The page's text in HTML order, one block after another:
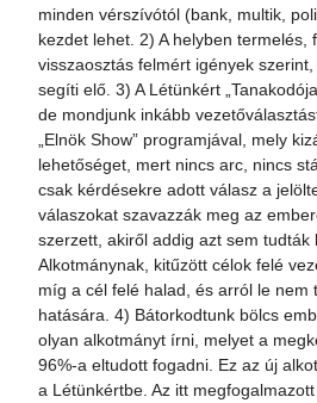
minden vérszívótól (bank, multik,
kezdet lehet. 2) A helyben termelés,
visszaosztás felmért igények
segíti elő. 3) A Létünkért
de mondjunk inkább
„Elnök Show” programjával, mely
lehetőséget, mert nincs arc, nincs
csak kérdésekre adott válasz a
válaszokat szavazzák meg az
szerzett, akiről addig azt sem tudták
Alkotmánynak, kitűzött célok felé
míg a cél felé halad, és arról le nem
hatására. 4) Bátorkodtunk bölcs
olyan alkotmányt írni, melyet a
96%-a eltudott fogadni. Ez az új
a Létünkértbe. Az itt